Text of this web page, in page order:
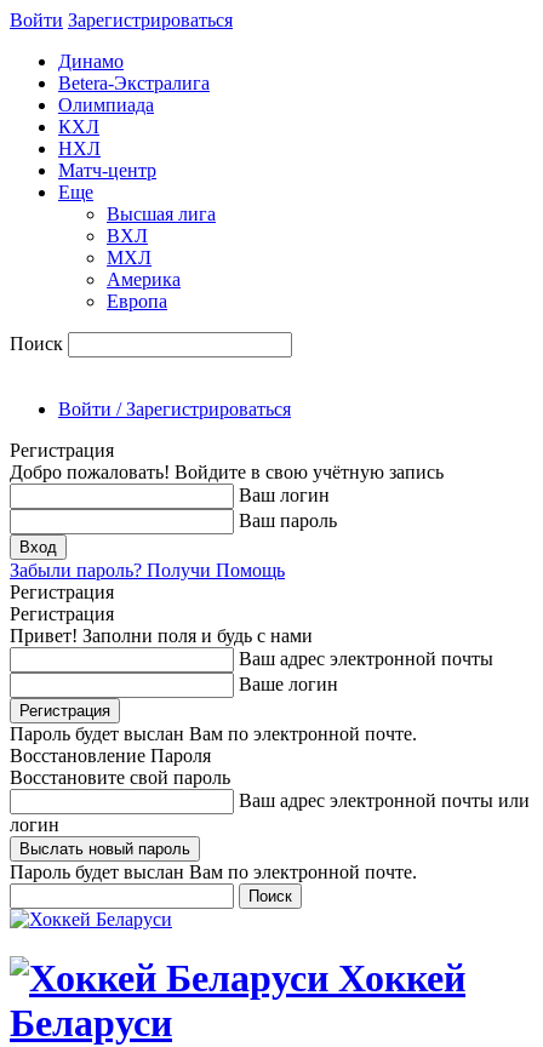
Войти Зарегиcтрироваться
Динамо
Betera-Экстралига
Олимпиада
КХЛ
НХЛ
Матч-центр
Еще
Высшая лига
ВХЛ
МХЛ
Америка
Европа
Поиск
Войти / Зарегистрироваться
Регистрация
Добро пожаловать! Войдите в свою учётную запись
Ваш логин
Ваш пароль
Забыли пароль? Получи Помощь
Регистрация
Регистрация
Привет! Заполни поля и будь с нами
Ваш адрес электронной почты
Ваше логин
Пароль будет выслан Вам по электронной почте.
Восстановление Пароля
Восстановите свой пароль
Ваш адрес электронной почты или
логин
Пароль будет выслан Вам по электронной почте.
Хоккей
Беларуси